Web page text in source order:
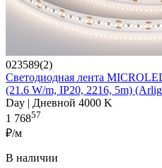
023589(2)
Светодиодная лента
(21.6 W/m, IP20, 2216, 5m)
Day | Дневной 4000 K
1 76857
₽/м
В наличии